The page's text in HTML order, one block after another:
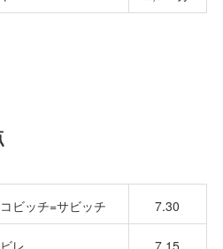
ビッチ=サビッチ 7.30